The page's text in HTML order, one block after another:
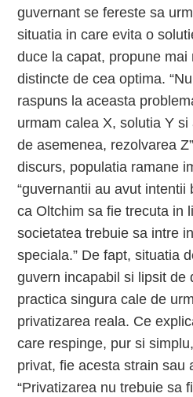
guvernant se fereste sa
situatia in care evita o
duce la capat, propune mai
distincte de cea optima.
raspuns la aceasta
urmam calea X, solutia Y
de asemenea, rezolvarea
discurs, populatia ramane
“guvernantii au avut
ca Oltchim sa fie trecuta in
societatea trebuie sa intre
speciala.” De fapt, situatia
guvern incapabil si lipsit de
practica singura cale de
privatizarea reala. Ce
care respinge, pur si
privat, fie acesta strain sau
“Privatizarea nu trebuie sa